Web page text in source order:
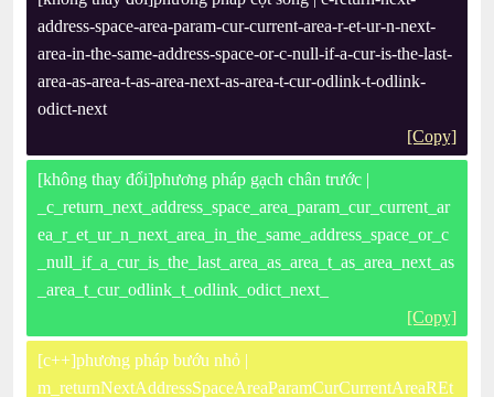
address-space-area-param-cur-current-area-r-et-ur-n-next-
area-in-the-same-address-space-or-c-null-if-a-cur-is-the-last-
area-as-area-t-as-area-next-as-area-t-cur-odlink-t-odlink-
odict-next
[Copy]
[không thay đổi]phương pháp gạch chân trước |
_c_return_next_address_space_area_param_cur_current_ar
ea_r_et_ur_n_next_area_in_the_same_address_space_or_c
_null_if_a_cur_is_the_last_area_as_area_t_as_area_next_as
_area_t_cur_odlink_t_odlink_odict_next_
[Copy]
[c++]phương pháp bướu nhỏ |
m_returnNextAddressSpaceAreaParamCurCurrentAreaREt